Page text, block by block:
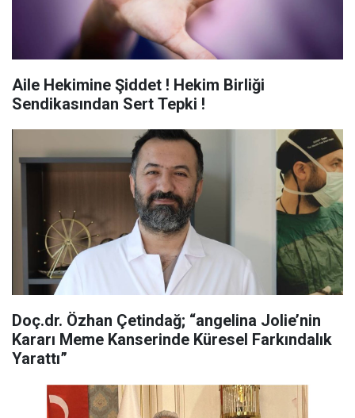
Aile Hekimine Şiddet ! Hekim Birliği
Sendikasından Sert Tepki !
Doç.dr. Özhan Çetindağ; “angelina Jolie’nin
Kararı Meme Kanserinde Küresel Farkındalık
Yarattı”